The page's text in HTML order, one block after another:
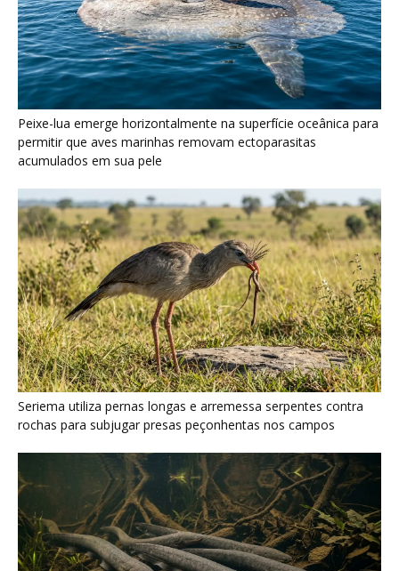
Seriema utiliza pernas longas e arremessa serpentes contra
rochas para subjugar presas peçonhentas nos campos
Poraquê sincroniza descargas elétricas em grupo para
amplificar campo elétrico e atordoar cardumes de peixes
maiores na Amazônia